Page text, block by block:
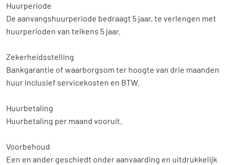
Huurperiode
De aanvangshuurperiode bedraagt 5 jaar, te verlengen met
huurperioden van telkens 5 jaar.
Zekerheidsstelling
Bankgarantie of waarborgsom ter hoogte van drie maanden
huur inclusief servicekosten en BTW.
Huurbetaling
Huurbetaling per maand vooruit.
Voorbehoud
Een en ander geschiedt onder aanvaarding en uitdrukkelijk